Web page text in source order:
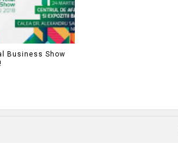
Business Show